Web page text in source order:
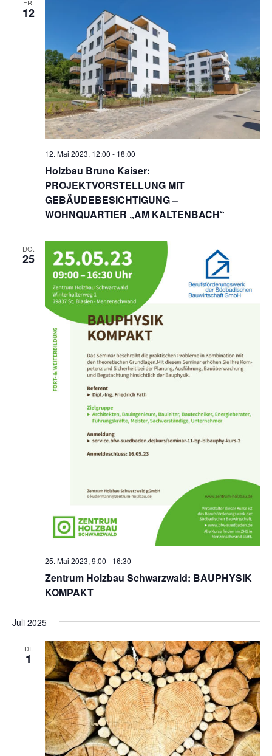
FR.
12
Holzbau Bruno Kaiser:
PROJEKTVORSTELLUNG MIT
GEBÄUDEBESICHTIGUNG –
WOHNQUARTIER „AM KALTENBACH“
12. Mai 2023, 12:00 - 18:00
DO.
25
Zentrum Holzbau Schwarzwald: BAUPHYSIK
KOMPAKT
25. Mai 2023, 9:00 - 16:30
Juli 2025
DI.
1